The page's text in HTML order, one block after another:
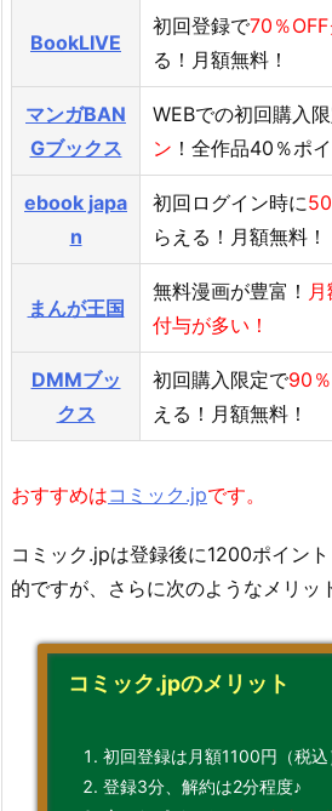
BookLIVE
初回登録で70％
る！月額無料！
マンガBAN
Gブックス
WEBでの初回購入
ン ！全作品40％ポ
ebook japa
n
初回ログイン時に
らえる！月額無料！
まんが王国
無料漫画が豊富！
付与が多い！
DMMブッ
クス
初回購入限定で90
える！月額無料！
おすすめはコミック.jpです。
コミック.jpは登録後に1200ポイン
的ですが、さらに次のようなメリッ
コミック.jpのメリット
初回登録は月額1100円（税込
登録3分、解約は2分程度♪